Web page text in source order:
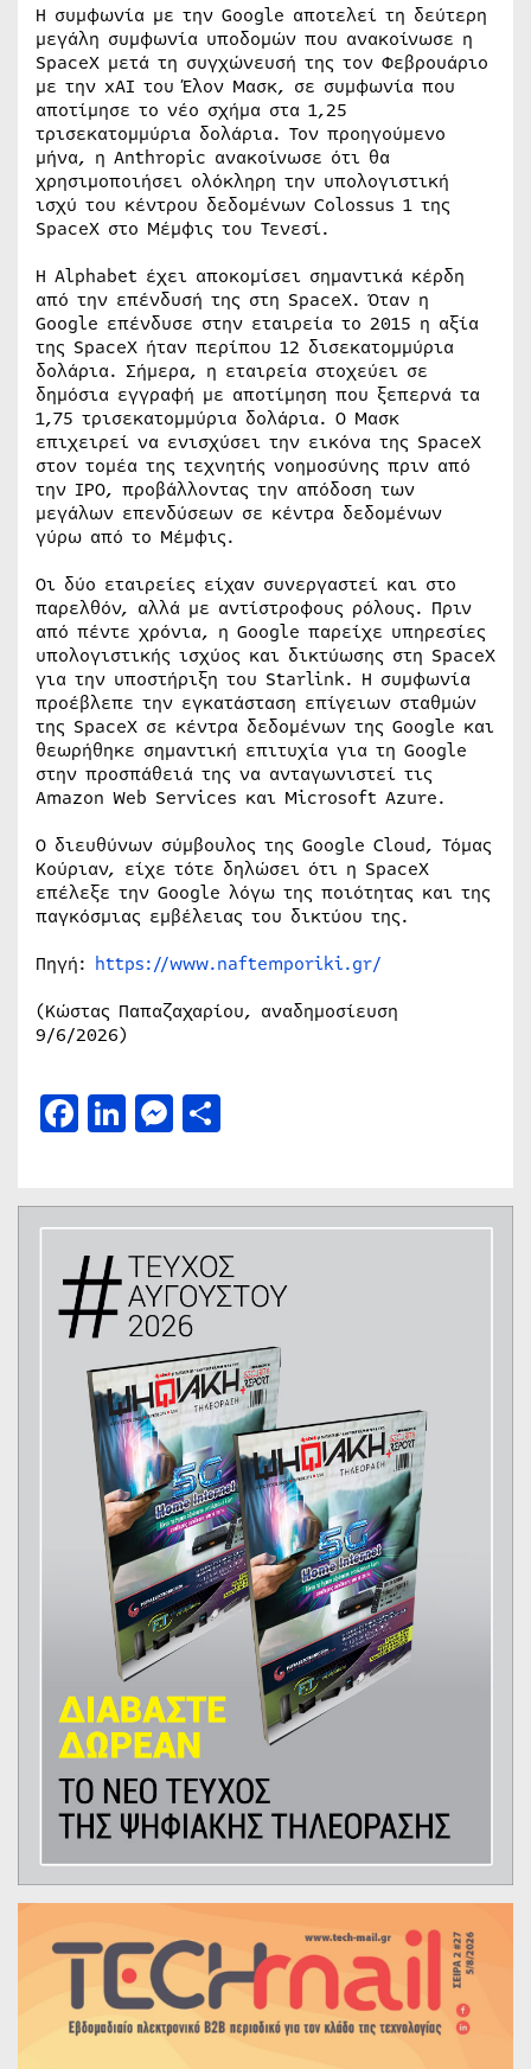
Η συμφωνία με την Google αποτελεί τη δεύτερη
μεγάλη συμφωνία υποδομών που ανακοίνωσε η
SpaceX μετά τη συγχώνευσή της τον Φεβρουάριο
με την xAI του Έλον Μασκ, σε συμφωνία που
αποτίμησε το νέο σχήμα στα 1,25
τρισεκατομμύρια δολάρια. Τον προηγούμενο
μήνα, η Anthropic ανακοίνωσε ότι θα
χρησιμοποιήσει ολόκληρη την υπολογιστική
ισχύ του κέντρου δεδομένων Colossus 1 της
SpaceX στο Μέμφις του Τενεσί.
Η Alphabet έχει αποκομίσει σημαντικά κέρδη
από την επένδυσή της στη SpaceX. Όταν η
Google επένδυσε στην εταιρεία το 2015 η αξία
της SpaceX ήταν περίπου 12 δισεκατομμύρια
δολάρια. Σήμερα, η εταιρεία στοχεύει σε
δημόσια εγγραφή με αποτίμηση που ξεπερνά τα
1,75 τρισεκατομμύρια δολάρια. Ο Μασκ
επιχειρεί να ενισχύσει την εικόνα της SpaceX
στον τομέα της τεχνητής νοημοσύνης πριν από
την IPO, προβάλλοντας την απόδοση των
μεγάλων επενδύσεων σε κέντρα δεδομένων
γύρω από το Μέμφις.
Οι δύο εταιρείες είχαν συνεργαστεί και στο
παρελθόν, αλλά με αντίστροφους ρόλους. Πριν
από πέντε χρόνια, η Google παρείχε υπηρεσίες
υπολογιστικής ισχύος και δικτύωσης στη SpaceX
για την υποστήριξη του Starlink. Η συμφωνία
προέβλεπε την εγκατάσταση επίγειων σταθμών
της SpaceX σε κέντρα δεδομένων της Google και
θεωρήθηκε σημαντική επιτυχία για τη Google
στην προσπάθειά της να ανταγωνιστεί τις
Amazon Web Services και Microsoft Azure.
Ο διευθύνων σύμβουλος της Google Cloud, Τόμας
Κούριαν, είχε τότε δηλώσει ότι η SpaceX
επέλεξε την Google λόγω της ποιότητας και της
παγκόσμιας εμβέλειας του δικτύου της.
Πηγή: https://www.naftemporiki.gr/
(Κώστας Παπαζαχαρίου, αναδημοσίευση
9/6/2026)
Facebook
LinkedIn
Messenger